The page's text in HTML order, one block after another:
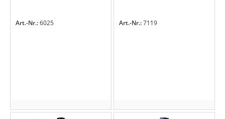
Art.-Nr.:6025 Art.-Nr.:7119